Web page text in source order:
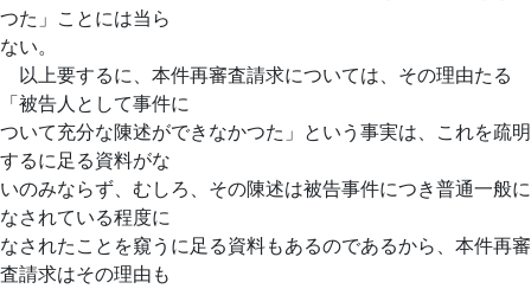
つた」ことには当ら
ない。
以上要するに、本件再審査請求については、その理由たる
「被告人として事件に
ついて充分な陳述ができなかつた」という事実は、これを疏明
するに足る資料がな
いのみならず、むしろ、その陳述は被告事件につき普通一般に
なされている程度に
なされたことを窺うに足る資料もあるのであるから、本件再審
査請求はその理由も